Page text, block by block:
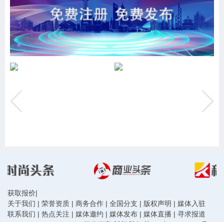
获取报价|
关于我们 | 荣誉资质 | 商务合作 | 全国分支 | 版权声明 | 媒体入驻
联系我们 | 热点关注 | 媒体邀约 | 媒体发布 | 媒体直播 | 寻求报道